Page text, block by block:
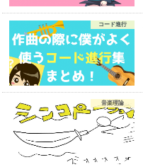
コード進行
音楽理論